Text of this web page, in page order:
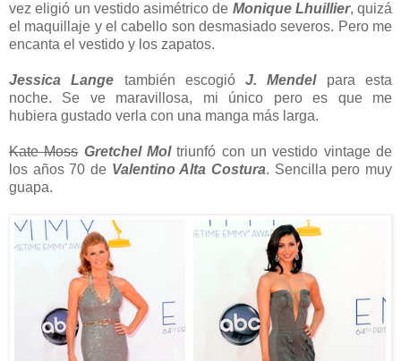
vez eligió un vestido asimétrico de Monique Lhuillier, quizá
el maquillaje y el cabello son desmasiado severos. Pero me
encanta el vestido y los zapatos.
Jessica Lange también escogióJ. Mendelpara esta
noche. Se ve maravillosa, mi único pero es que me
hubiera gustado verla con una manga más larga.
Kate Moss Gretchel Moltriunfó con un vestido vintage de
los años 70 de Valentino Alta Costura. Sencilla pero muy
guapa.